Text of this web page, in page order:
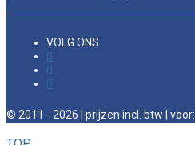
VOLG ONS
© 2011 - 2026 | prijzen incl. btw | voor: